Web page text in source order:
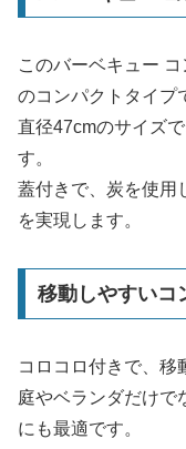
このバーベキュー
のコンパクトタイプ
直径47cmのサイズ
す。
蓋付きで、炭を使用
を実現します。
移動しやすいコ
コロコロ付きで、移
庭やベランダだけで
にも最適です。